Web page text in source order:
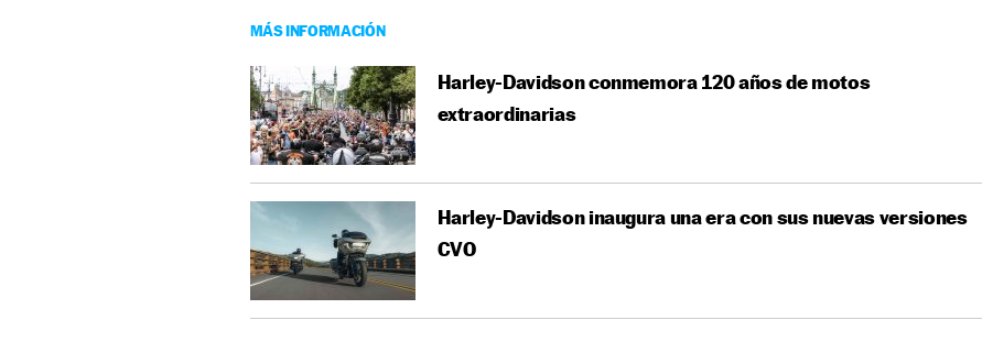
MÁS INFORMACIÓN
Harley-Davidson conmemora 120 años de motos
extraordinarias
Harley-Davidson inaugura una era con sus nuevas versiones
CVO